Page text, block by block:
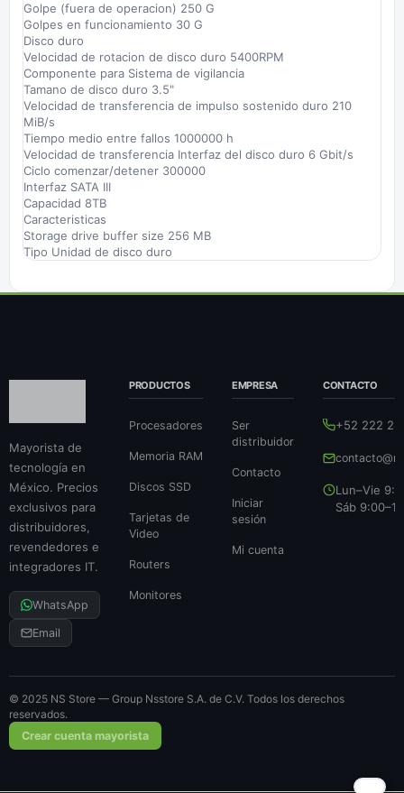
Golpe (fuera de operacion) 250 G
Golpes en funcionamiento 30 G
Disco duro
Velocidad de rotacion de disco duro 5400RPM
Componente para Sistema de vigilancia
Tamano de disco duro 3.5"
Velocidad de transferencia de impulso sostenido duro 210
MiB/s
Tiempo medio entre fallos 1000000 h
Velocidad de transferencia Interfaz del disco duro 6 Gbit/s
Ciclo comenzar/detener 300000
Interfaz SATA III
Capacidad 8TB
Caracteristicas
Storage drive buffer size 256 MB
Tipo Unidad de disco duro
Mayorista de
tecnología en
México. Precios
exclusivos para
distribuidores,
revendedores e
integradores IT.
WhatsApp
Email
PRODUCTOS
Procesadores
Memoria RAM
Discos SSD
Tarjetas de
Video
Routers
Monitores
EMPRESA
Ser
distribuidor
Contacto
Iniciar
sesión
Mi cuenta
CONTACTO
+52 222
Lun–Vie
Sáb
© 2025 NS Store — Group Nsstore S.A. de C.V. Todos los derechos
reservados.
Crear cuenta mayorista